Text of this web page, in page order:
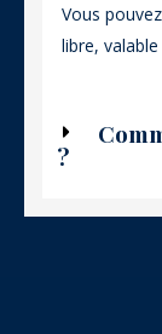
Vous
libre, valable
?